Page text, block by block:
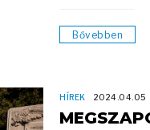
Bővebben
HÍREK 2024.04.05